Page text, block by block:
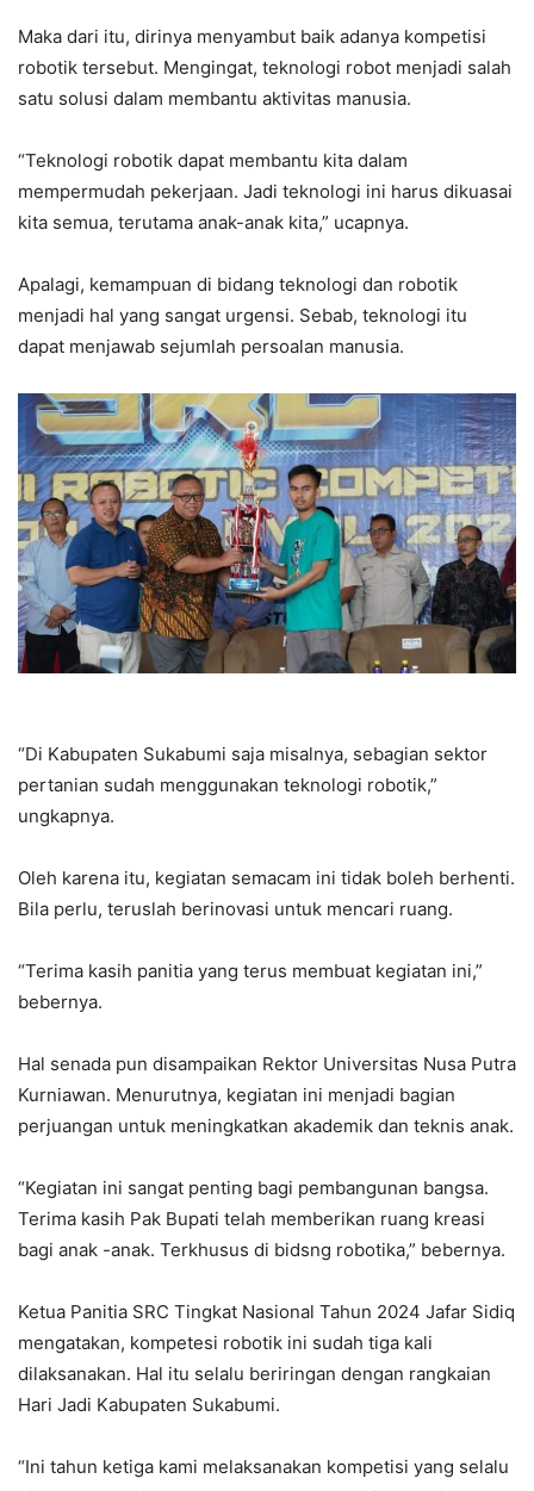
Maka dari itu, dirinya menyambut baik adanya kompetisi
robotik tersebut. Mengingat, teknologi robot menjadi salah
satu solusi dalam membantu aktivitas manusia.
“Teknologi robotik dapat membantu kita dalam
mempermudah pekerjaan. Jadi teknologi ini harus dikuasai
kita semua, terutama anak-anak kita,” ucapnya.
Apalagi, kemampuan di bidang teknologi dan robotik
menjadi hal yang sangat urgensi. Sebab, teknologi itu
dapat menjawab sejumlah persoalan manusia.
“Di Kabupaten Sukabumi saja misalnya, sebagian sektor
pertanian sudah menggunakan teknologi robotik,”
ungkapnya.
Oleh karena itu, kegiatan semacam ini tidak boleh berhenti.
Bila perlu, teruslah berinovasi untuk mencari ruang.
“Terima kasih panitia yang terus membuat kegiatan ini,”
bebernya.
Hal senada pun disampaikan Rektor Universitas Nusa Putra
Kurniawan. Menurutnya, kegiatan ini menjadi bagian
perjuangan untuk meningkatkan akademik dan teknis anak.
“Kegiatan ini sangat penting bagi pembangunan bangsa.
Terima kasih Pak Bupati telah memberikan ruang kreasi
bagi anak -anak. Terkhusus di bidsng robotika,” bebernya.
Ketua Panitia SRC Tingkat Nasional Tahun 2024 Jafar Sidiq
mengatakan, kompetesi robotik ini sudah tiga kali
dilaksanakan. Hal itu selalu beriringan dengan rangkaian
Hari Jadi Kabupaten Sukabumi.
“Ini tahun ketiga kami melaksanakan kompetisi yang selalu